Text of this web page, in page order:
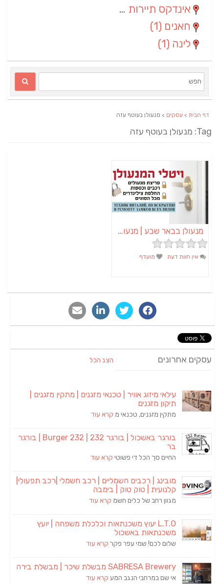
אינדקס תיירות ארצי
חאנים(1)
לינה(1)
דף הבית>עסקים> מנעולן בעוטף עזה
Tag: מנעולן בעוטף עזה
מנעולן בבאר שבע | מנעולן באופקים | ויטלי המנעולן
אין חוות דעת מועדף
אחרונים הצג הכל
עילאי מיזוג אוויר | טכנאי מזגנים | מתקין מזגנים |
תיקון מזגנים
מתקין מזגנים, טכנאי מקרא עוד
בורגר באשכול | בורגר 232 | Burger 232 | בורגר
בר
החיים סך הכל די פשוטיקרא עוד
מובינג | רכבים חשמליים | רכב חשמלי |רכב תפעולי|
קלנועית | טוק טוק | בימבה
מגוון רחב של כלים חשמקרא עוד
L.T.O יעוץ משכנתאות וכלכלת משפחה | יועץ
משכנתאות באשכול
שלום לכם! שמי עפר פקרקרא עוד
SABRESA Brewery מבשלת שיכר | מבשלת בירה
אי שם במרחבי הנגב המעקרא עוד